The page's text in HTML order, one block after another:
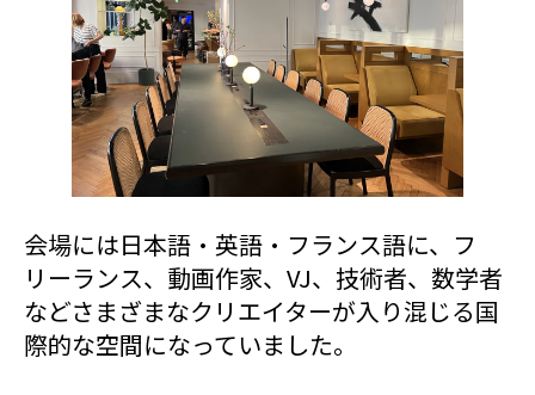
会場には日本語・英語・フランス語に、フ
リーランス、動画作家、VJ、技術者、数学者
などさまざまなクリエイターが入り混じる国
際的な空間になっていました。